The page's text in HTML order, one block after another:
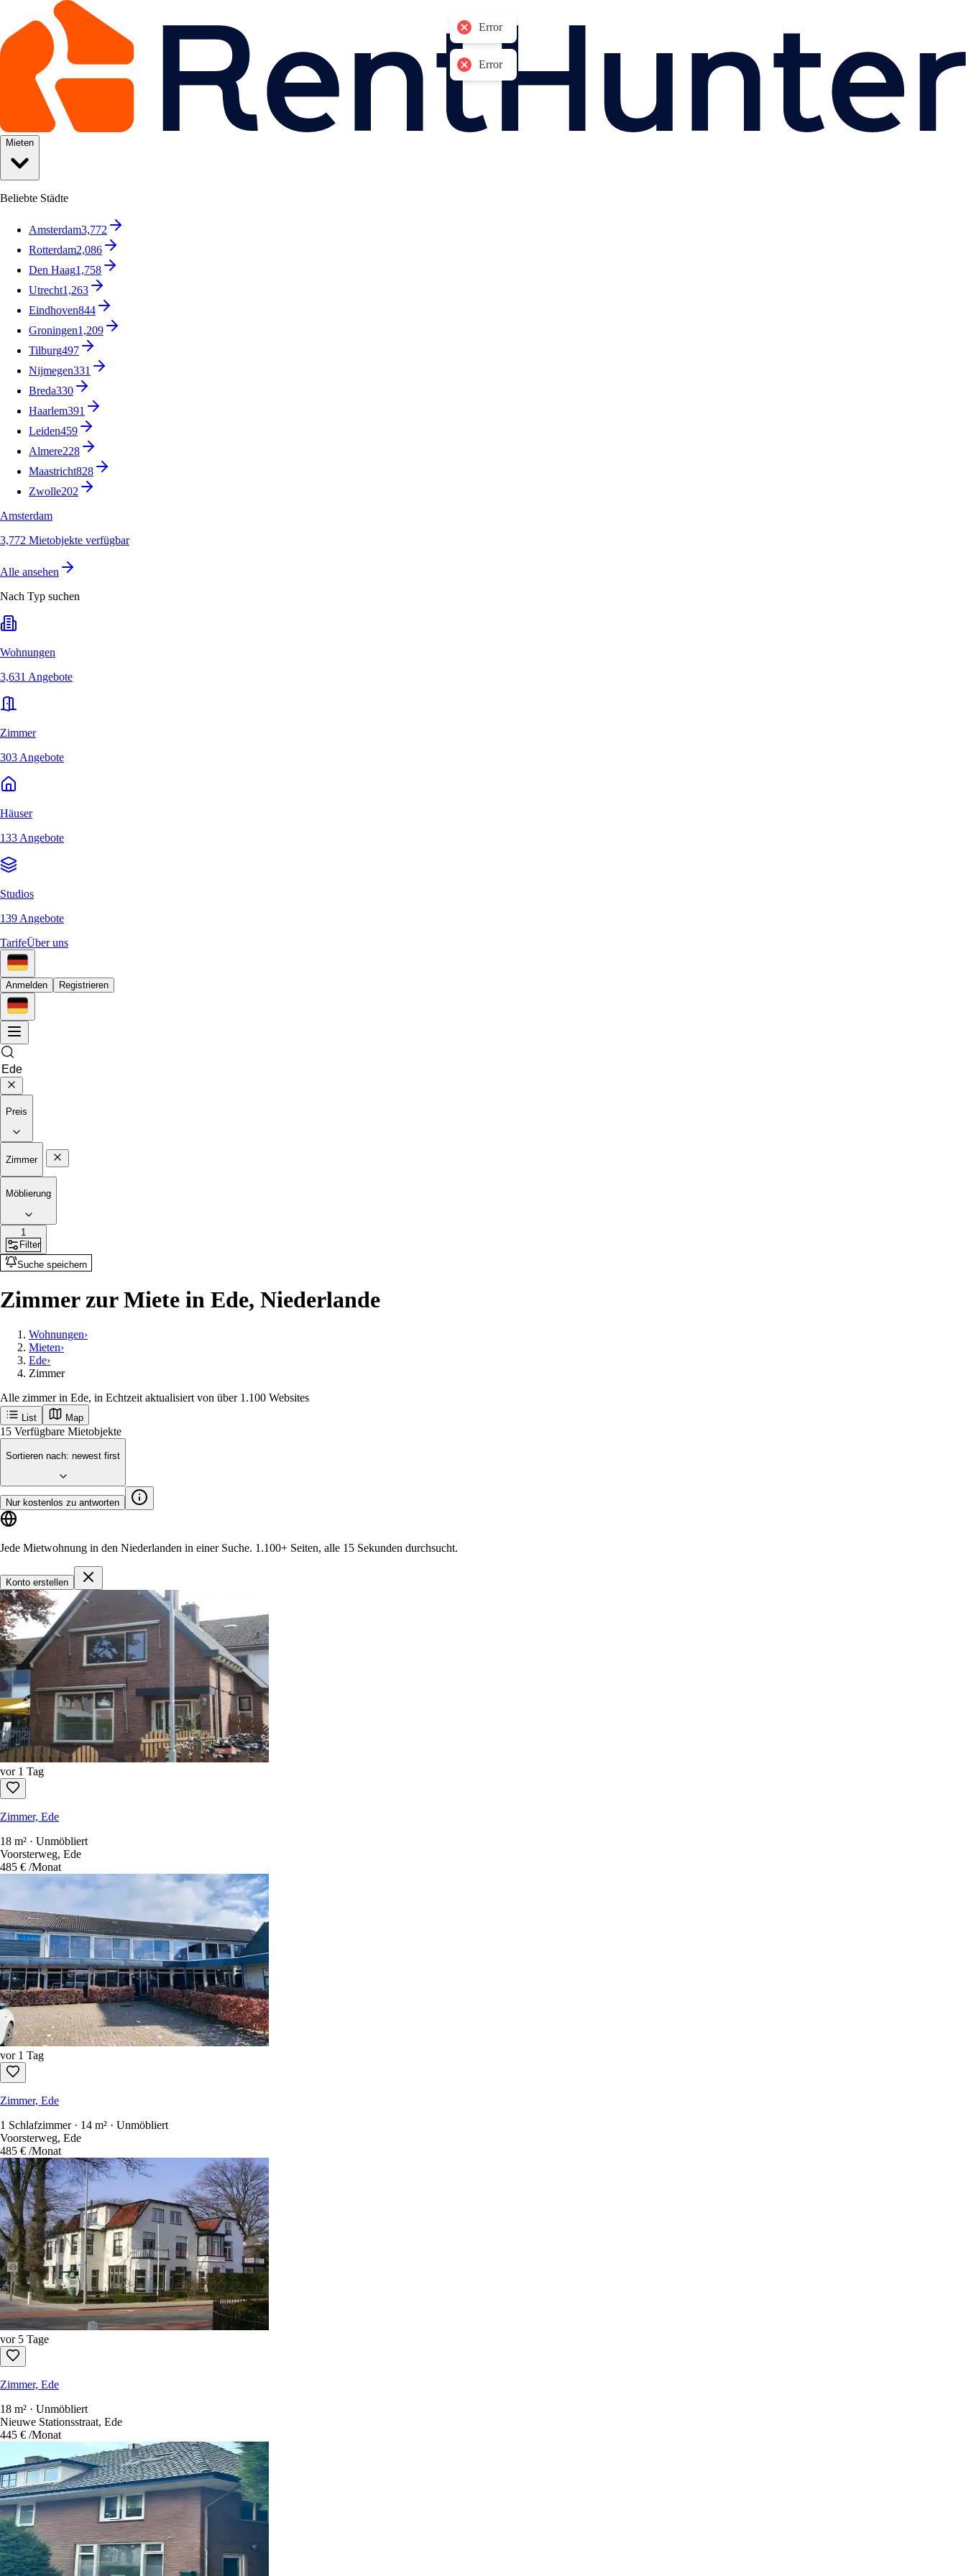
Mieten
Beliebte Städte
Amsterdam3,772
Rotterdam2,086
Den Haag1,758
Utrecht1,263
Eindhoven844
Groningen1,209
Tilburg497
Nijmegen331
Breda330
Haarlem391
Leiden459
Almere228
Maastricht828
Zwolle202
Amsterdam
3,772 Mietobjekte verfügbar
Alle ansehen
Nach Typ suchen
Wohnungen
3,631 Angebote
Zimmer
303 Angebote
Häuser
133 Angebote
Studios
139 Angebote
TarifeÜber uns
Anmelden Registrieren
Preis
Zimmer
Möblierung
1
Filter
Suche speichern
Zimmer zur Miete in Ede, Niederlande
Wohnungen›
Mieten›
Ede›
Zimmer
Alle zimmer in Ede, in Echtzeit aktualisiert von über 1.100 Websites
List Map
Erhalte neue Anzeigen in Ede als Erster
Amsterdam Rotterdam Groningen
Loslegen
15 Verfügbare Mietobjekte
Sortieren nach newest first
Nur kostenlos zu antworten
Jede Mietwohnung in den Niederlanden in einer Suche.1.100+ Seiten
Konto erstellen
vor 1 Tag
Zimmer, Ede
18 m² · Unmöbliert
Voorsterweg, Ede
485 € /Monat
vor 1 Tag
Zimmer, Ede
1 Schlafzimmer · 14 m² · Unmöbliert
Voorsterweg, Ede
485 € /Monat
vor 5 Tage
Zimmer, Ede
Error